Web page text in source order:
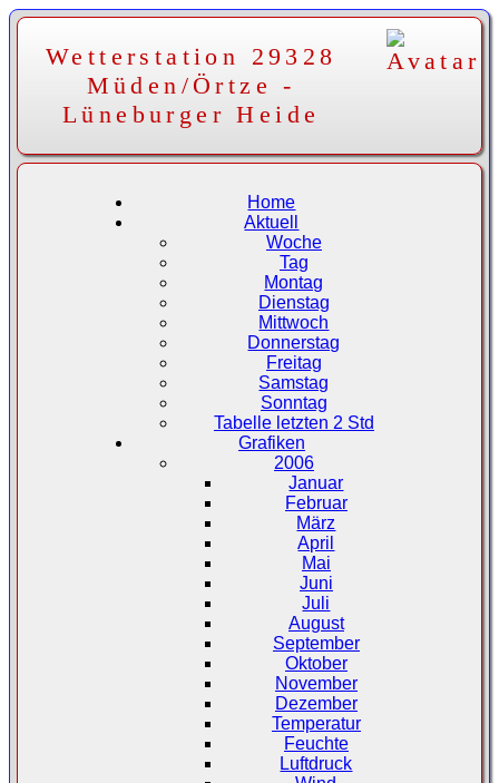
Wetterstation 29328
Müden/Örtze -
Lüneburger Heide
Home
Aktuell
Woche
Tag
Montag
Dienstag
Mittwoch
Donnerstag
Freitag
Samstag
Sonntag
Tabelle letzten 2 Std
Grafiken
2006
Januar
Februar
März
April
Mai
Juni
Juli
August
September
Oktober
November
Dezember
Temperatur
Feuchte
Luftdruck